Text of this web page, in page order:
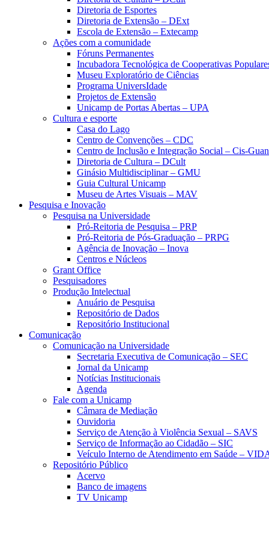
Diretoria de Esportes
Diretoria de Extensão – DExt
Escola de Extensão – Extecamp
Ações com a comunidade
Fóruns Permanentes
Incubadora Tecnológica de Cooperativas
Museu Exploratório de Ciências
Programa UniversIdade
Projetos de Extensão
Unicamp de Portas Abertas – UPA
Cultura e esporte
Casa do Lago
Centro de Convenções – CDC
Centro de Inclusão e Integração Social – Cis-
Diretoria de Cultura – DCult
Ginásio Multidisciplinar – GMU
Guia Cultural Unicamp
Museu de Artes Visuais – MAV
Pesquisa e Inovação
Pesquisa na Universidade
Pró-Reitoria de Pesquisa – PRP
Pró-Reitoria de Pós-Graduação – PRPG
Agência de Inovação – Inova
Centros e Núcleos
Grant Office
Pesquisadores
Produção Intelectual
Anuário de Pesquisa
Repositório de Dados
Repositório Institucional
Comunicação
Comunicação na Universidade
Secretaria Executiva de Comunicação – SEC
Jornal da Unicamp
Notícias Institucionais
Agenda
Fale com a Unicamp
Câmara de Mediação
Ouvidoria
Serviço de Atenção à Violência Sexual – SAVS
Serviço de Informação ao Cidadão – SIC
Veículo Interno de Atendimento em Saúde –
Repositório Público
Acervo
Banco de imagens
TV Unicamp